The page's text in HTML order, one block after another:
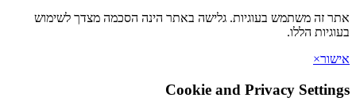
אתר זה משתמש בעוגיות. גלישה באתר הינה הסכמה מצדך לשימוש
בעוגיות הללו.
אישור×
Cookie and Privacy Settings